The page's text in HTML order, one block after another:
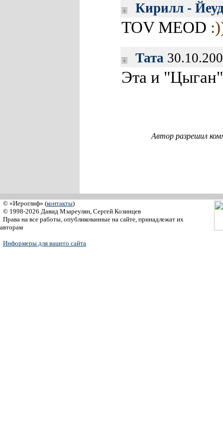
Кирилл -
TOV MEOD
Тата
Эта и
Автор разрешил
© «Иероглиф» (контакты)
© 1998-2026 Давид Мзареулян, Сергей Козинцев
Права на все работы, опубликованные на сайте, принадлежат их
авторам
Информеры для вашего сайта